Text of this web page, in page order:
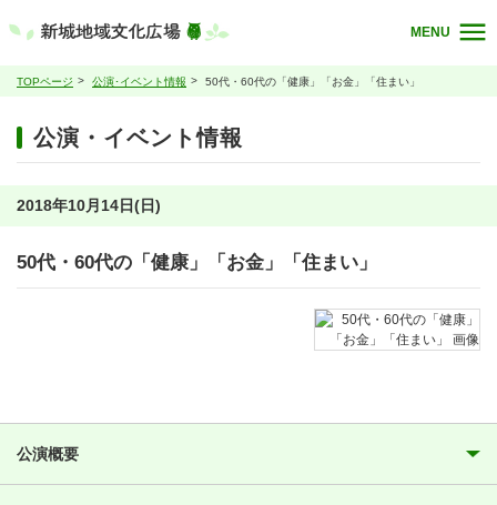
MENU
TOPページ 公演･イベント情報 50代・60代の「健康」「お金」「住まい」
公演・イベント情報
2018年10月14日(日)
50代・60代の「健康」「お金」「住まい」
公演概要